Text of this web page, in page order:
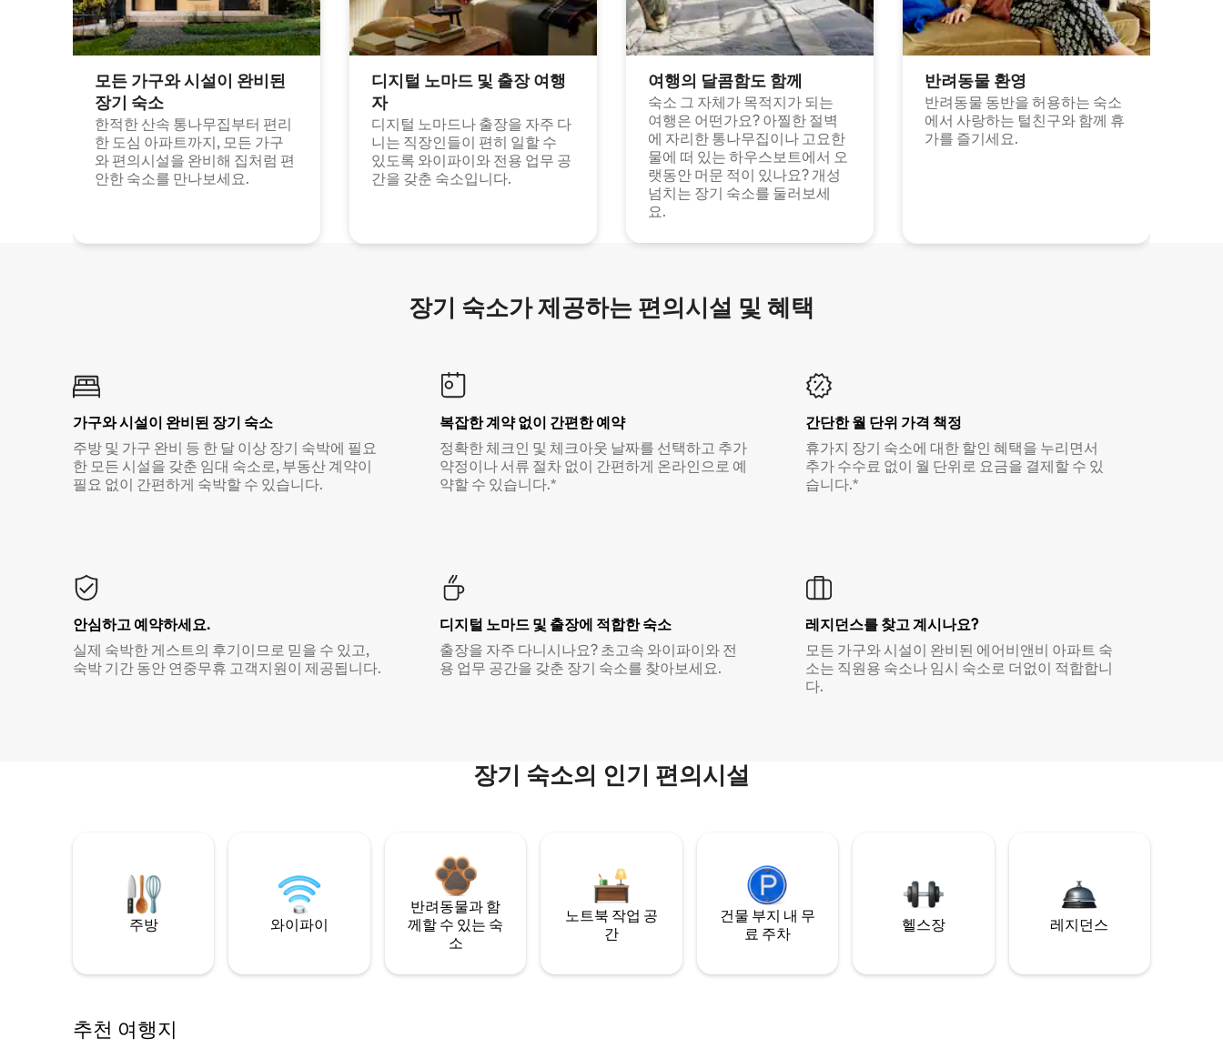
모든 가구와 시설이 완비된
장기 숙소
한적한 산속 통나무집부터 편리
한 도심 아파트까지, 모든 가구
와 편의시설을 완비해 집처럼 편
안한 숙소를 만나보세요.
디지털 노마드 및 출장 여행
자
디지털 노마드나 출장을 자주 다
니는 직장인들이 편히 일할 수
있도록 와이파이와 전용 업무 공
간을 갖춘 숙소입니다.
여행의 달콤함도 함께
숙소 그 자체가 목적지가 되는
여행은 어떤가요? 아찔한 절벽
에 자리한 통나무집이나 고요한
물에 떠 있는 하우스보트에서 오
랫동안 머문 적이 있나요? 개성
넘치는 장기 숙소를 둘러보세
요.
반려동물 환영
반려동물 동반을 허용하는 숙소
에서 사랑하는 털친구와 함께 휴
가를 즐기세요.
장기 숙소가 제공하는 편의시설 및 혜택
가구와 시설이 완비된 장기 숙소
주방 및 가구 완비 등 한 달 이상 장기 숙박에 필요
한 모든 시설을 갖춘 임대 숙소로, 부동산 계약이
필요 없이 간편하게 숙박할 수 있습니다.
복잡한 계약 없이 간편한 예약
정확한 체크인 및 체크아웃 날짜를 선택하고 추가
약정이나 서류 절차 없이 간편하게 온라인으로 예
약할 수 있습니다.*
간단한 월 단위 가격 책정
휴가지 장기 숙소에 대한 할인 혜택을 누리면서
추가 수수료 없이 월 단위로 요금을 결제할 수 있
습니다.*
안심하고 예약하세요.
실제 숙박한 게스트의 후기이므로 믿을 수 있고,
숙박 기간 동안 연중무휴 고객지원이 제공됩니다.
디지털 노마드 및 출장에 적합한 숙소
출장을 자주 다니시나요? 초고속 와이파이와 전
용 업무 공간을 갖춘 장기 숙소를 찾아보세요.
레지던스를 찾고 계시나요?
모든 가구와 시설이 완비된 에어비앤비 아파트 숙
소는 직원용 숙소나 임시 숙소로 더없이 적합합니
다.
장기 숙소의 인기 편의시설
주방 와이파이
반려동물과 함
께할 수 있는 숙
소
노트북 작업 공
간
건물 부지 내 무
료 주차
헬스장 레지던스
추천 여행지